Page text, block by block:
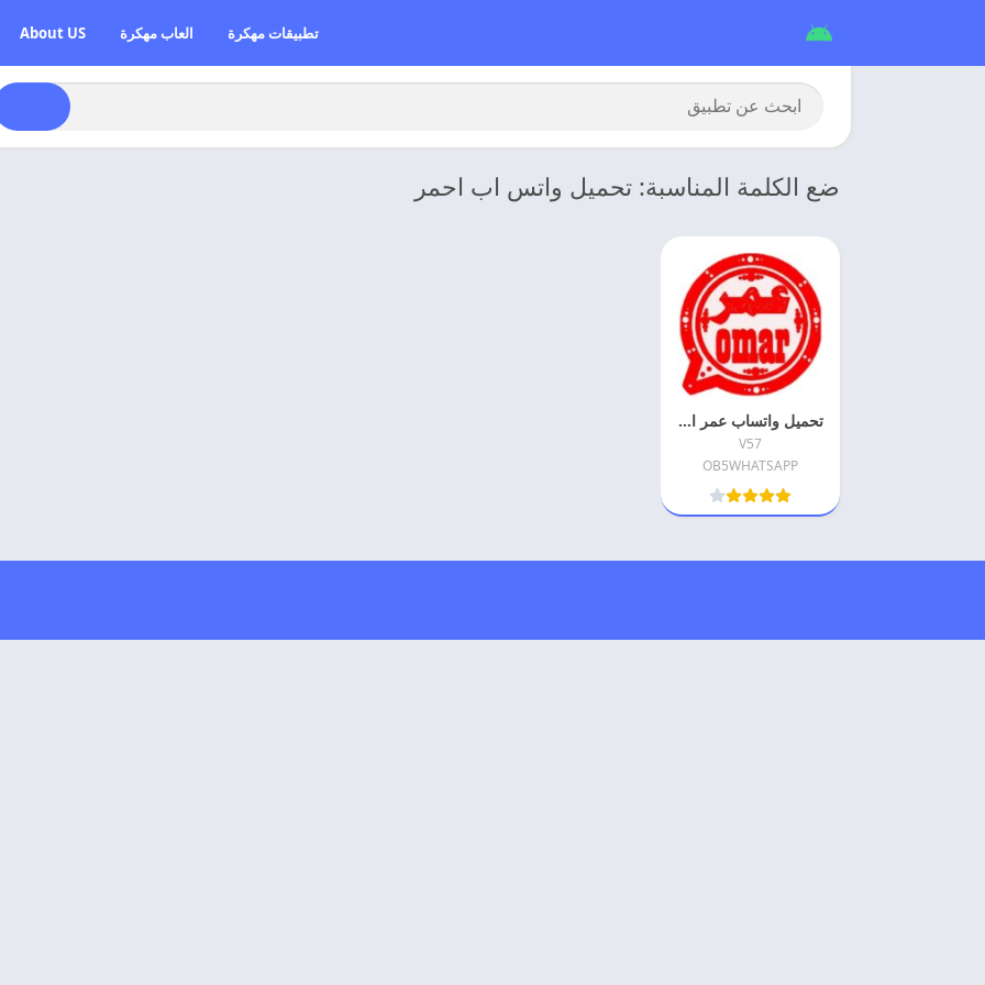
تطبيقات مهكرة العاب مهكرة About US
ضع الكلمة المناسبة: تحميل واتس اب احمر
تحميل واتساب عمر الاحمر 2026 OB5WHATSAPP اخر اصدار
V57
OB5WHATSAPP